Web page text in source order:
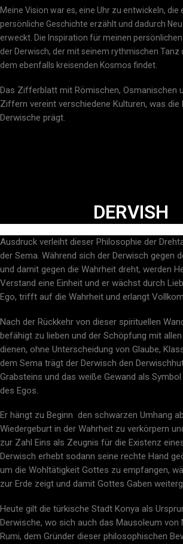
Meine Vision war es, eine Uhr zu entwickeln, die
persönliche Geschichte erzählt und dadurch
erweckt. Die Inspiration für meinen
der Derwisch, der mit seinem rythmischen Tanz
dem ebenfalls kreisenden Kosmos findet.
Das Zifferblatt mit Römischen, Osmanischen
Ziffern vereint verschiedene Kulturen, was die
Derwische prägt.
DERVISH
Ausdruck verleiht dieser Philosophie der
der Sema. Während sich der Derwisch gegen
und damit gegen die Wahrheit dreht, werden
Verstand eine Einheit und er wächst durch
Ego, trifft auf die Wahrheit und erlangt
Nach der Rückkehr von dieser spirituellen
befähigt zu lieben und der Schöpfung mit
dienen, ohne Unterscheidung von Glaube,
dem Sema trägt der Derwisch den
Grabsteins und das weiße Gewand als
des Egos.
Er hängt zu Beginn den schwarzen Umhang
Wiedergeburt in der Wahrheit zu verkörpern
zur Zahl Eins als Zeugnis für die Existenz
Derwisch erhebt sodann seine rechte Hand
um die Wohltätigkeit Gottes zu empfangen,
zur Erde zeigt und damit Gottes Gaben
Heute gilt die türkische Stadt Konya als
Derwische, wo sich auch das Mausoleum von
Rumi, dem Gründer dieser philosophischen